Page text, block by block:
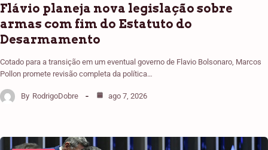
Flávio planeja nova legislação sobre
armas com fim do Estatuto do
Desarmamento
Cotado para a transição em um eventual governo de Flavio Bolsonaro, Marcos
Pollon promete revisão completa da política…
By RodrigoDobre ago 7, 2026